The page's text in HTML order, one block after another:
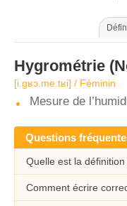
Hygrométrie
[i.ɡʁɔ.me.tʁi] / Féminin
Mesure de
Questions
Quelle est la
Comment écrire